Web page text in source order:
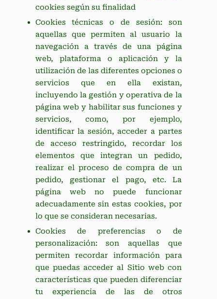
cookies según su finalidad
Cookies técnicas o de sesión: son
aquellas que permiten al usuario la
navegación a través de una página
web, plataforma o aplicación y la
utilización de las diferentes opciones o
servicios que en ella existan,
incluyendo la gestión y operativa de la
página web y habilitar sus funciones y
servicios, como, por ejemplo,
identificar la sesión, acceder a partes
de acceso restringido, recordar los
elementos que integran un pedido,
realizar el proceso de compra de un
pedido, gestionar el pago, etc. La
página web no puede funcionar
adecuadamente sin estas cookies, por
lo que se consideran necesarias.
Cookies de preferencias o de
personalización: son aquellas que
permiten recordar información para
que puedas acceder al Sitio web con
características que pueden diferenciar
tu experiencia de las de otros